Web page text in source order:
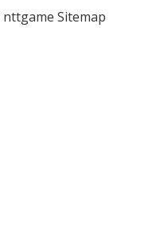
nttgame Sitemap